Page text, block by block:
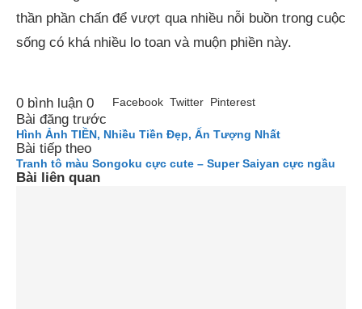
thần phần chấn để vượt qua nhiều nỗi buồn trong cuộc
sống có khá nhiều lo toan và muộn phiền này.
0 bình luận 0 Facebook Twitter Pinterest
Bài đăng trước
Hình Ảnh TIỀN, Nhiều Tiền Đẹp, Ấn Tượng Nhất
Bài tiếp theo
Tranh tô màu Songoku cực cute – Super Saiyan cực ngầu
Bài liên quan